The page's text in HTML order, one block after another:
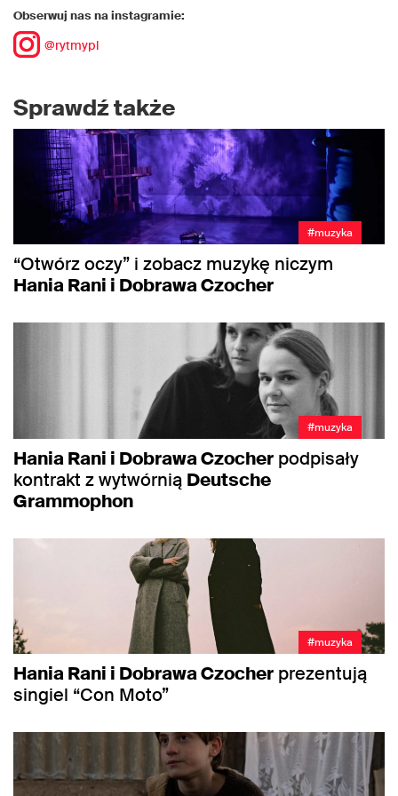
Obserwuj nas na instagramie:
@rytmypl
Sprawdź także
#muzyka
“Otwórz oczy” i zobacz muzykę niczym
Hania Rani i Dobrawa Czocher
#muzyka
Hania Rani i Dobrawa Czocher podpisały
kontrakt z wytwórnią Deutsche
Grammophon
#muzyka
Hania Rani i Dobrawa Czocher prezentują
singiel “Con Moto”